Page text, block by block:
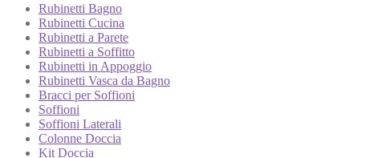
Rubinetti Bagno
Rubinetti Cucina
Rubinetti a Parete
Rubinetti a Soffitto
Rubinetti in Appoggio
Rubinetti Vasca da Bagno
Bracci per Soffioni
Soffioni
Soffioni Laterali
Colonne Doccia
Kit Doccia